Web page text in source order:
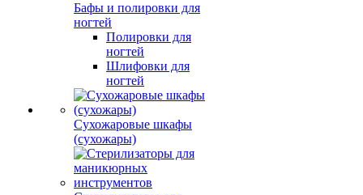
Бафы и полировки для
ногтей
Полировки для
ногтей
Шлифовки для
ногтей
Сухожаровые шкафы
(сухожары)